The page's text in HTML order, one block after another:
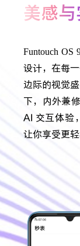
美感
Funtouch OS
设计，在每
边际的视觉
下，内外兼
AI 交互体验
让你享受更